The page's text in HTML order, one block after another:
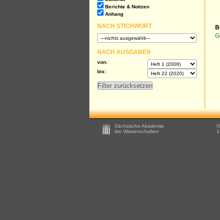
Berichte & Notizen
Anhang
NACH STICHWORT
NACH AUSGABEN
von:
bis:
Footer
Sächsische Akademie
der Wissenschaften